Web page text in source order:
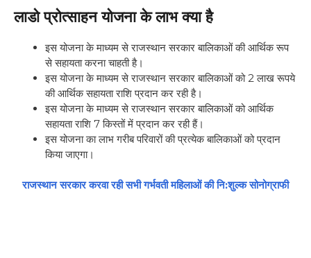
लाडो प्रोत्साहन योजना के लाभ क्या है
इस योजना के माध्यम से राजस्थान सरकार बालिकाओं की आर्थिक रूप
से सहायता करना चाहती है।
इस योजना के माध्यम से राजस्थान सरकार बालिकाओं को 2 लाख रूपये
की आर्थिक सहायता राशि प्रदान कर रही है।
इस योजना के माध्यम से राजस्थान सरकार बालिकाओं को आर्थिक
सहायता राशि 7 किस्तों में प्रदान कर रही हैं।
इस योजना का लाभ गरीब परिवारों की प्रत्येक बालिकाओं को प्रदान
किया जाएगा।
राजस्थान सरकार करवा रही सभी गर्भवती महिलाओं की नि:शुल्क सोनोग्राफी